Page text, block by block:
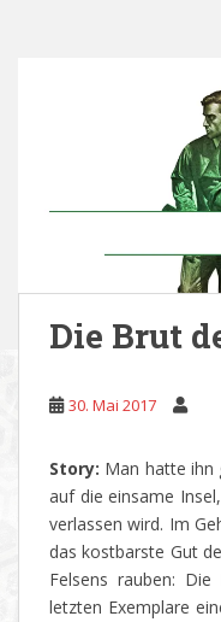
Die Brut
30. Mai 2017
Story: Man hatte ihn
auf die einsame
verlassen wird. Im
das kostbarste Gut
Felsens rauben: Die
letzten Exemplare